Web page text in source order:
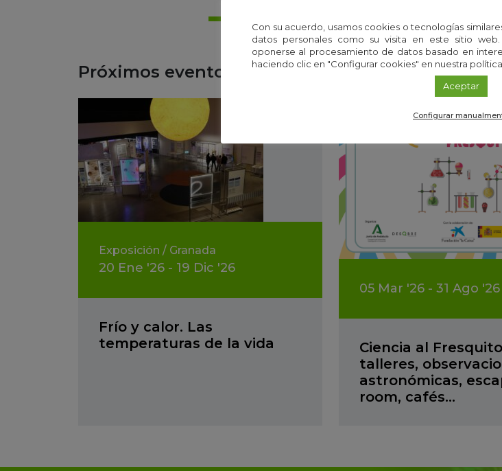
Próximos eventos
Exposición / Granada
20 Ene '26 - 19 Dic '26
Frío y calor. Las
temperaturas de la vida
05 Mar '26 - 31 Ago '26
Ciencia al
talleres,
astronómicas,
room, cafés…
Con su acuerdo, usamos cookies o tecnologías
datos personales como su visita en este sitio
oponerse al procesamiento de datos basado en
haciendo clic en "Configurar cookies" en nuestra
Aceptar
Configurar